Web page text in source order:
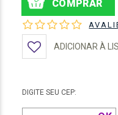
ADICIONAR À
DIGITE SEU CEP: